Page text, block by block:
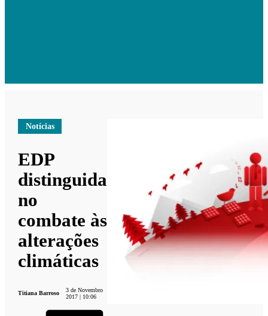
Notícias
EDP
distinguida
no
combate às
alterações
climáticas
Titiana Barroso
3 de Novembro
2017 | 10:06